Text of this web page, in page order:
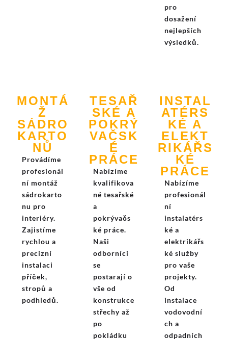
pro
dosažení
nejlepších
výsledků.
MONTÁ
Ž
SÁDRO
KARTO
NŮ
Provádíme
profesionál
ní montáž
sádrokarto
nu pro
interiéry.
Zajistíme
rychlou a
precizní
instalaci
příček,
stropů a
podhledů.
TESAŘ
SKÉ A
POKRÝ
VAČSK
É
PRÁCE
Nabízíme
kvalifikova
né tesařské
a
pokrývačs
ké práce.
Naši
odborníci
se
postarají o
vše od
konstrukce
střechy až
po
pokládku
INSTAL
ATÉRS
KÉ A
ELEKT
RIKÁŘS
KÉ
PRÁCE
Nabízíme
profesionál
ní
instalatérs
ké a
elektrikářs
ké služby
pro vaše
projekty.
Od
instalace
vodovodní
ch a
odpadních